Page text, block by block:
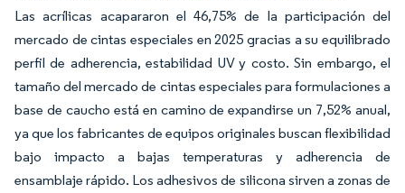
Las acrílicas acapararon el 46,75% de la participación del
mercado de cintas especiales en 2025 gracias a su equilibrado
perfil de adherencia, estabilidad UV y costo. Sin embargo, el
tamaño del mercado de cintas especiales para formulaciones a
base de caucho está en camino de expandirse un 7,52% anual,
ya que los fabricantes de equipos originales buscan flexibilidad
bajo impacto a bajas temperaturas y adherencia de
ensamblaje rápido. Los adhesivos de silicona sirven a zonas de